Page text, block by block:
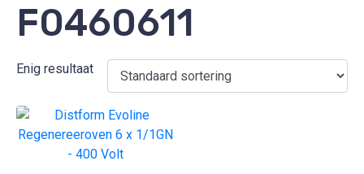
F0460611
Enig resultaat